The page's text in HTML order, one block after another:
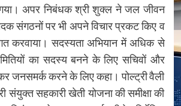
अपर निबंधक श्री शुक्ल ने जल जीवन
संगठनों पर भी अपने विचार प्रकट किए व
करवाया। सदस्यता अभियान में अधिक से
का सदस्य बनने के लिए सचिवों और
जनसमर्क करने के लिए कहा। पोल्ट्री वैली
संयुक्त सहकारी खेती योजना की समीक्षा की